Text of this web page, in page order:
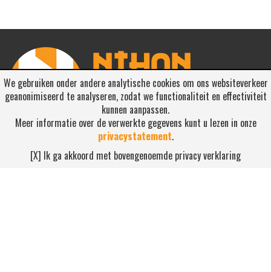
We gebruiken onder andere analytische cookies om ons websiteverkeer
geanonimiseerd te analyseren, zodat we functionaliteit en effectiviteit
kunnen aanpassen.
Meer informatie over de verwerkte gegevens kunt u lezen in onze
privacystatement.
[X] Ik ga akkoord met bovengenoemde privacy verklaring